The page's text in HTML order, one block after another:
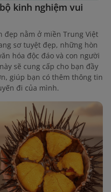
kinh nghiệm vui
đẹp nằm ở miền Trung Việt
sơ tuyệt đẹp, những hòn
hóa độc đáo và con người
sẽ cung cấp cho bạn đầy
giúp bạn có thêm thông tin
đi của mình.